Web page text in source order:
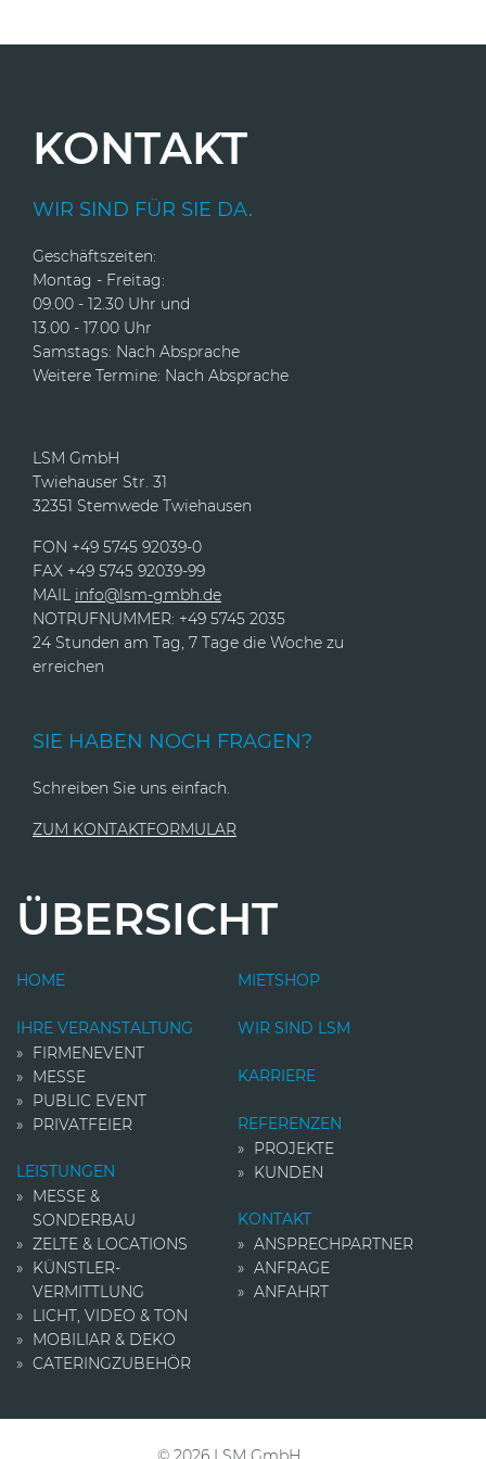
KONTAKT
WIR SIND FÜR SIE DA.
Geschäftszeiten:
Montag - Freitag:
09.00 - 12.30 Uhr und
13.00 - 17.00 Uhr
Samstags: Nach Absprache
Weitere Termine: Nach Absprache
LSM GmbH
Twiehauser Str. 31
32351 Stemwede Twiehausen
FON +49 5745 92039-0
FAX +49 5745 92039-99
MAIL info@lsm-gmbh.de
NOTRUFNUMMER: +49 5745 2035
24 Stunden am Tag, 7 Tage die Woche zu
erreichen
SIE HABEN NOCH FRAGEN?
Schreiben Sie uns einfach.
ZUM KONTAKTFORMULAR
ÜBERSICHT
HOME
IHRE VERANSTALTUNG
FIRMENEVENT
MESSE
PUBLIC EVENT
PRIVATFEIER
LEISTUNGEN
MESSE &
SONDERBAU
ZELTE & LOCATIONS
KÜNSTLER­
VERMITTLUNG
LICHT, VIDEO & TON
MOBILIAR & DEKO
CATERINGZUBEHÖR
MIETSHOP
WIR SIND LSM
KARRIERE
REFERENZEN
PROJEKTE
KUNDEN
KONTAKT
ANSPRECHPARTNER
ANFRAGE
ANFAHRT